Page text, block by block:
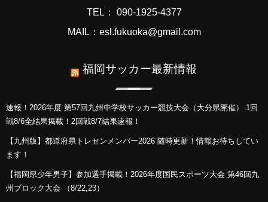
TEL： 090-1925-4377
MAIL：esl.fukuoka@gmail.com
福岡サッカー最新情報
速報！2026年度 第57回九州中学校サッカー競技大会（大分県開催） 1回
戦8/6全結果掲載！2回戦8/7結果速報！
【九州版】都道府県トレセンメンバー2026 随時更新！情報お待ちしてい
ます！
【福岡県少年男子】参加選手掲載！2026年度国民スポーツ大会 第46回九
州ブロック大会 （8/22,23）